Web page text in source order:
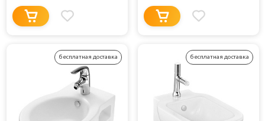
бесплатная доставка бесплатная доставка